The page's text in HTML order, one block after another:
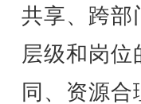
共享、跨部
层级和岗
同、资源